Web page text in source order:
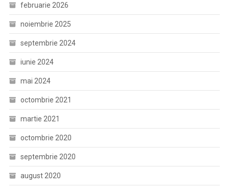
februarie 2026
noiembrie 2025
septembrie 2024
iunie 2024
mai 2024
octombrie 2021
martie 2021
octombrie 2020
septembrie 2020
august 2020